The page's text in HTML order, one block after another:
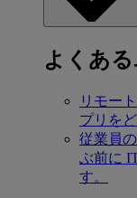
よくあ
リモー
プリを
従業員
ぶ前に
す。